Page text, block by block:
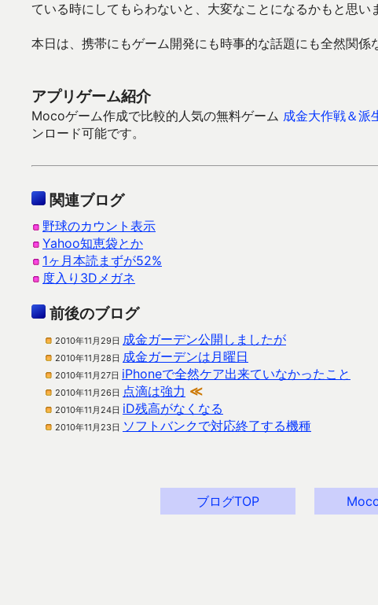
ている時にしてもらわないと、大変なことになるかもと思
本日は、携帯にもゲーム開発にも時事的な話題にも全然関係
アプリゲーム紹介
Mocoゲーム作成で比較的人気の無料ゲーム 成金大作戦＆派
ンロード可能です。
関連ブログ
野球のカウント表示
Yahoo知恵袋とか
1ヶ月本読まずが52%
度入り3Dメガネ
前後のブログ
2010年11月29日 成金ガーデン公開しましたが
2010年11月28日 成金ガーデンは月曜日
2010年11月27日 iPhoneで全然ケア出来ていなかったこと
2010年11月26日 点滴は強力 ≪
2010年11月24日 iD残高がなくなる
2010年11月23日 ソフトバンクで対応終了する機種
ブログTOP